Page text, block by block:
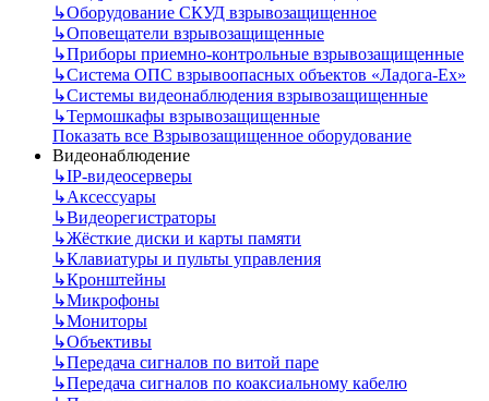
↳Оборудование СКУД взрывозащищенное
↳Оповещатели взрывозащищенные
↳Приборы приемно-контрольные взрывозащищенные
↳Система ОПС взрывоопасных объектов «Ладога-Ex»
↳Системы видеонаблюдения взрывозащищенные
↳Термошкафы взрывозащищенные
Показать все Взрывозащищенное оборудование
Видеонаблюдение
↳IP-видеосерверы
↳Аксессуары
↳Видеорегистраторы
↳Жёсткие диски и карты памяти
↳Клавиатуры и пульты управления
↳Кронштейны
↳Микрофоны
↳Мониторы
↳Объективы
↳Передача сигналов по витой паре
↳Передача сигналов по коаксиальному кабелю